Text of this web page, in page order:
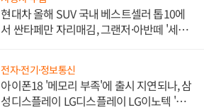
현대차 올해 SUV 국내 베스트셀러 톱10에
서 싼타페만 자리매김, 그랜저·아반떼 '세단
전자·전기·정보통신
아이폰18 '메모리 부족'에 출시 지연되나, 삼
성디스플레이 LG디스플레이 LG이노텍 '탈